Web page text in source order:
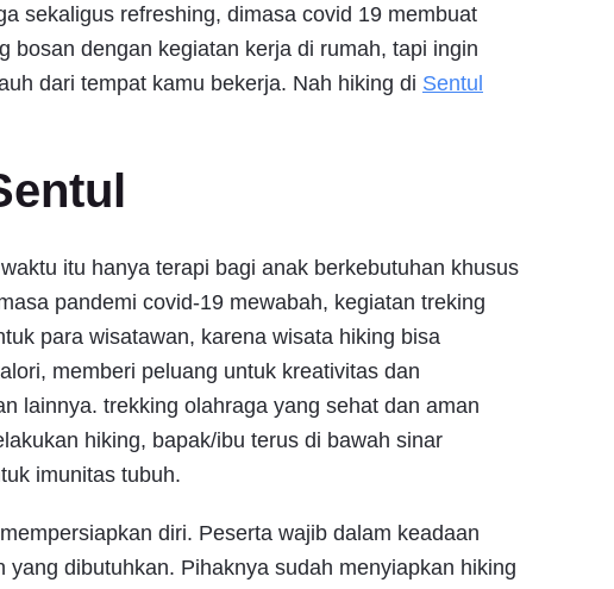
sekaligus refreshing, dimasa covid 19 membuat
bosan dengan kegiatan kerja di rumah, tapi ingin
dari tempat kamu bekerja. Nah hiking di Sentul
itu hanya terapi bagi anak berkebutuhan khusus
pandemi covid-19 mewabah, kegiatan treking
para wisatawan, karena wisata hiking bisa
memberi peluang untuk kreativitas dan
lainnya. trekking olahraga yang sehat dan aman
hiking, bapak/ibu terus di bawah sinar
imunitas tubuh.
diri. Peserta wajib dalam keadaan
dibutuhkan. Pihaknya sudah menyiapkan hiking